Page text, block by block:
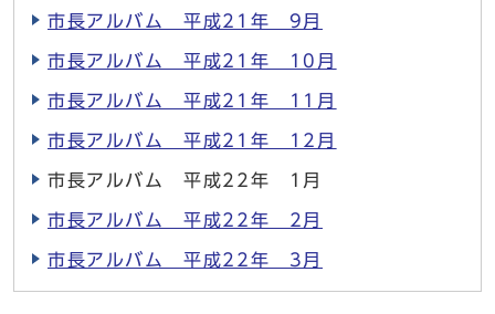
市長アルバム 平成21年 9月
市長アルバム 平成21年 10月
市長アルバム 平成21年 11月
市長アルバム 平成21年 12月
市長アルバム 平成22年 1月
市長アルバム 平成22年 2月
市長アルバム 平成22年 3月